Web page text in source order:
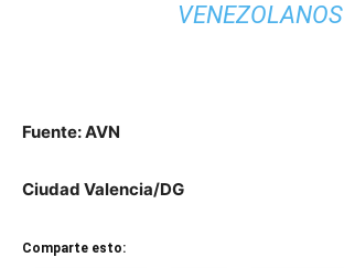
VENEZOLANOS
Fuente: AVN
Ciudad Valencia/DG
Comparte esto: